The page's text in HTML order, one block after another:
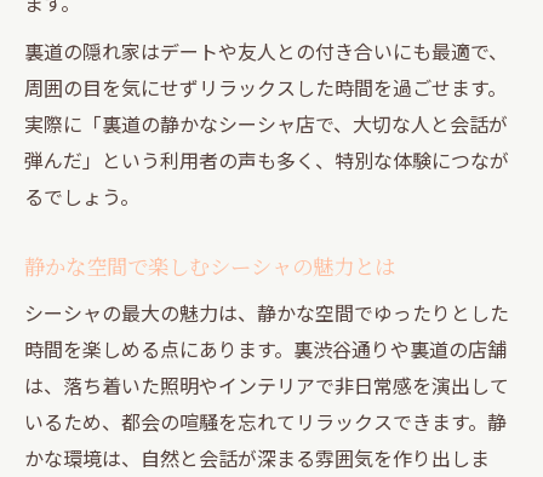
裏道の隠れ家はデートや友人との付き合いにも最適で、
周囲の目を気にせずリラックスした時間を過ごせます。
実際に「裏道の静かなシーシャ店で、大切な人と会話が
弾んだ」という利用者の声も多く、特別な体験につなが
るでしょう。
静かな空間で楽しむシーシャの魅力とは
シーシャの最大の魅力は、静かな空間でゆったりとした
時間を楽しめる点にあります。裏渋谷通りや裏道の店舗
は、落ち着いた照明やインテリアで非日常感を演出して
いるため、都会の喧騒を忘れてリラックスできます。静
かな環境は、自然と会話が深まる雰囲気を作り出しま